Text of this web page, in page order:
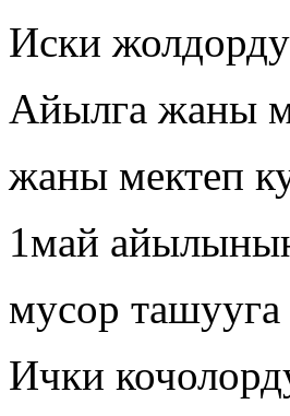
Иски
Айылга жаны
жаны мектеп
1май
мусор ташууга
Ички